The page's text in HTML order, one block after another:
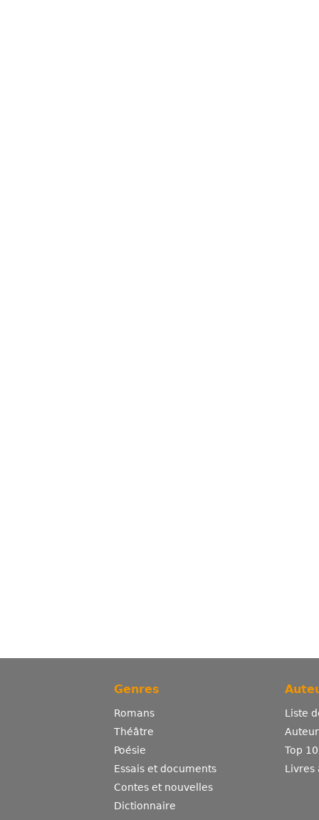
Genres
Romans
Théâtre
Poésie
Essais et documents
Contes et nouvelles
Dictionnaire
Liste
Top
Livres